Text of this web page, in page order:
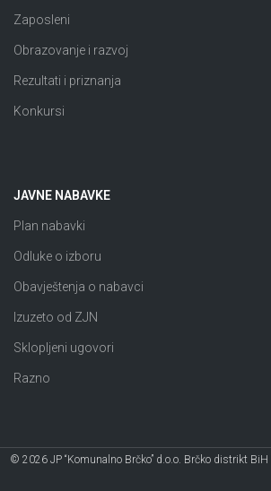
Zaposleni
Obrazovanje i razvoj
Rezultati i priznanja
Konkursi
JAVNE NABAVKE
Plan nabavki
Odluke o izboru
Obavještenja o nabavci
Izuzeto od ZJN
Sklopljeni ugovori
Razno
© 2026 JP “Komunalno Brčko” d.o.o. Brčko distrikt BiH |